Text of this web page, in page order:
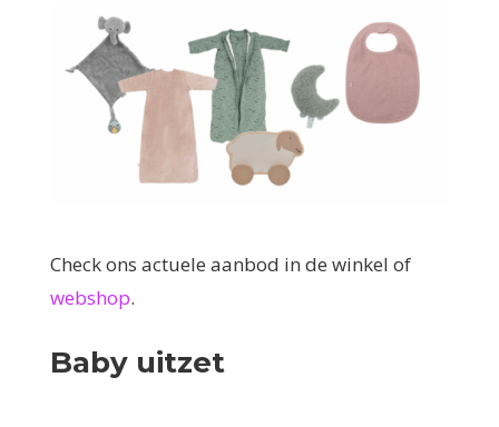
Check ons actuele aanbod in de winkel of
webshop.
Baby uitzet